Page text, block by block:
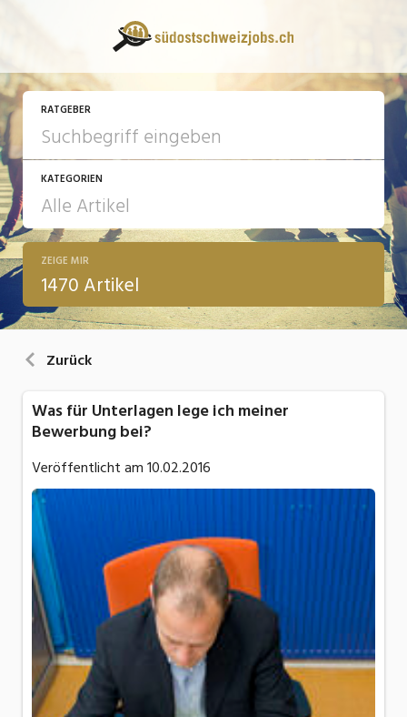
RATGEBER
KATEGORIEN
13 Fragen - 13 Antworten
Arbeit
ZEIGE MIR
1470 Artikel
Zurück
Was für Unterlagen lege ich meiner
Bewerbung bei?
Veröffentlicht am10.02.2016